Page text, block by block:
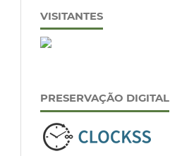
VISITANTES
PRESERVAÇÃO DIGITAL